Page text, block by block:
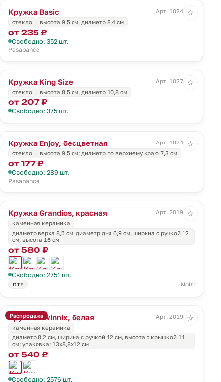
Кружка Basic
Арт. 10247.00
стекло
высота 9,5 см, диаметр 8,4 см
от 235 ₽
Свободно: 352 шт.
Pasabahce
☆
Кружка King Size
Арт. 10271.00
стекло
высота 8,5 см, диаметр 10,8 см
от 207 ₽
Свободно: 375 шт.
☆
Кружка Enjoy, бесцветная
Арт. 10248.00
стекло
высота 9,5 см; диаметр по верхнему краю 7,3 см
от 177 ₽
Свободно: 289 шт.
Pasabahce
☆
Кружка Grandios, красная
Арт. 20193.55
каменная керамика
диаметр верха 8,5 см, диаметр дна 6,9 см, ширина с ручкой 12
см, высота 16 см
от 580 ₽
Свободно: 2751 шт.
DTF Molti
☆
Распродажа
Кружка Twinnix, белая
Арт. 20195.60
каменная керамика
диаметр 8,2 см, ширина с ручкой 12 см, высота с крышкой 11
см; упаковка: 13х8,8х12 см
от 540 ₽
Свободно: 2576 шт.
☆